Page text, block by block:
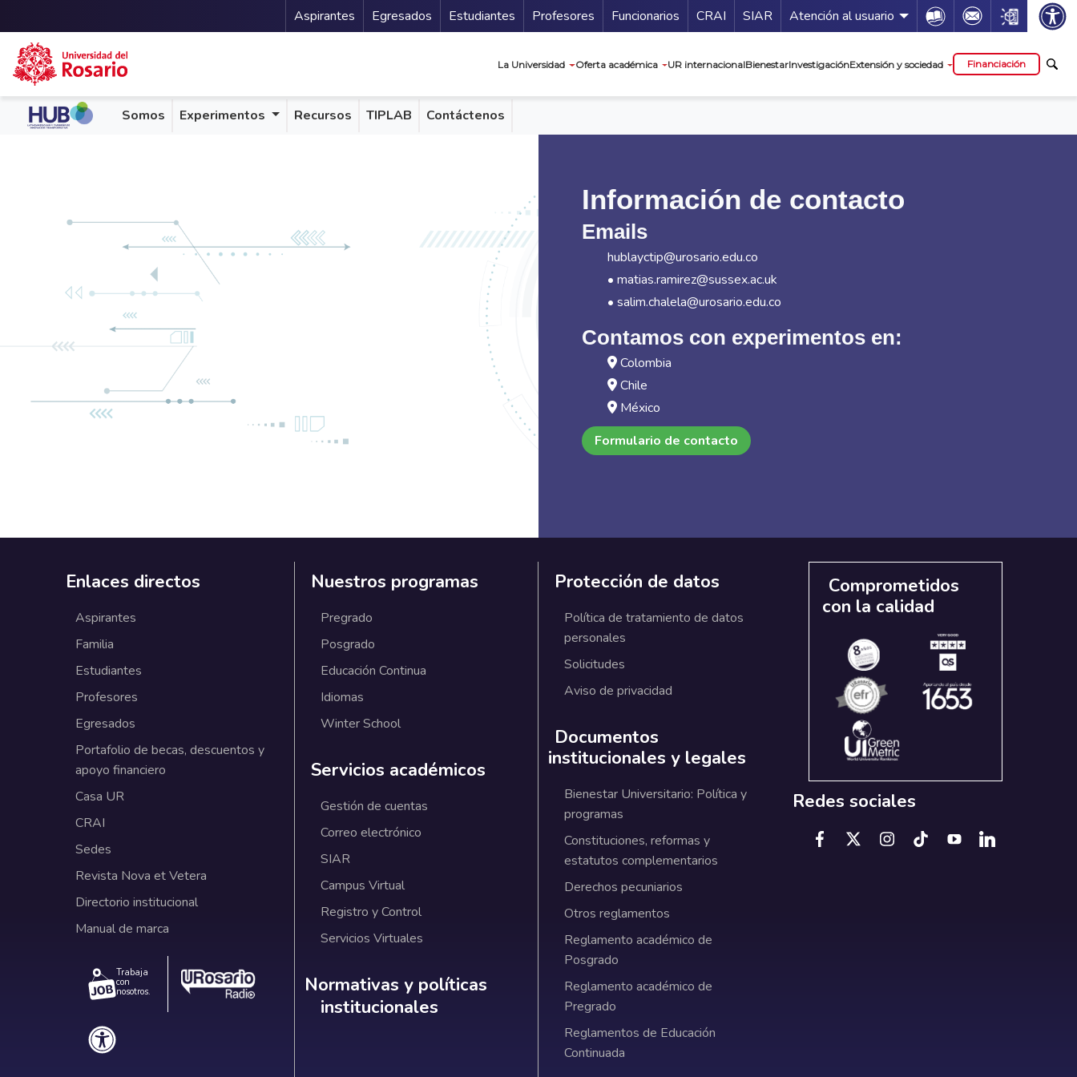
Pasar al contenido principal
Menu Secundario
Aspirantes Egresados Estudiantes Profesores Funcionarios Guía de servicios
CRAI SIAR Atención al usuario Icon Icon Icon
La Universidad Oferta académica UR internacionalBienestarInvestigaciónExtensión y sociedad Financiación
Somos Experimentos Recursos TIPLAB Contáctenos
Información de contacto
Emails
hublayctip@urosario.edu.co
• matias.ramirez@sussex.ac.uk
• salim.chalela@urosario.edu.co
Contamos con experimentos en:
Colombia
Chile
México
Formulario de contacto
Enlaces directos
Aspirantes
Familia
Estudiantes
Profesores
Egresados
Portafolio de becas, descuentos y
apoyo financiero
Casa UR
CRAI
Sedes
Revista Nova et Vetera
Directorio institucional
Manual de marca
Trabaja
con
nosotros.
Nuestros programas
Pregrado
Posgrado
Educación Continua
Idiomas
Winter School
Servicios académicos
Gestión de cuentas
Correo electrónico
SIAR
Campus Virtual
Registro y Control
Servicios Virtuales
Normativas y políticas institucionales
Normativas y políticas
institucionales
Protección de datos
Política de tratamiento de datos
personales
Solicitudes
Aviso de privacidad
Documentos
institucionales y legales
Bienestar Universitario: Política y
programas
Constituciones, reformas y
estatutos complementarios
Derechos pecuniarios
Otros reglamentos
Reglamento académico de
Posgrado
Reglamento académico de
Pregrado
Reglamentos de Educación
Continuada
Comprometidos
con la calidad
Redes sociales